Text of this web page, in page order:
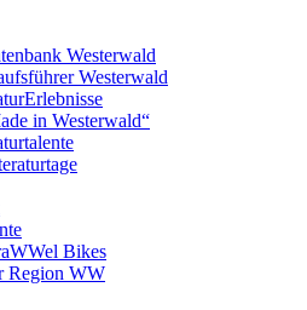
Westerwald
Westerwald
in Westerwald“
Bikes
Region WW